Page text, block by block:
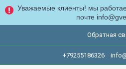
Уважаемые клиенты! мы
почте
Обратная
+79255186326